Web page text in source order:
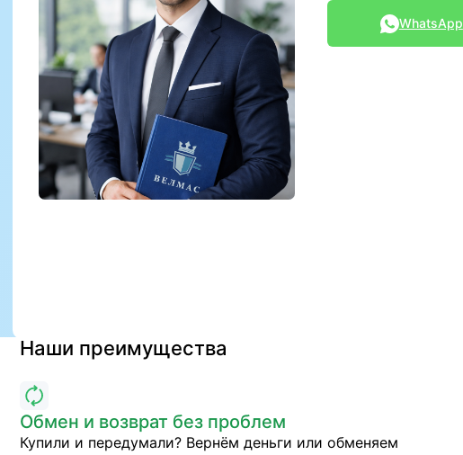
WhatsApp
Наши преимущества
Обмен и возврат без проблем
Купили и передумали? Вернём деньги или обменяем